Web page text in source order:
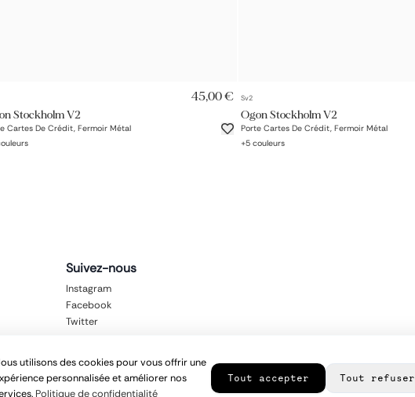
45,00 €
Stockholm V2
Cartes De Crédit, Fermoir Métal
Sv2
Ogon Stockholm V2
Porte Cartes De Crédit, Fermoir Métal
+5 couleurs
Suivez-nous
Instagram
Facebook
Twitter
utilisons des cookies pour vous offrir une
personnalisée et améliorer nos
Politique de confidentialité
Tout accepter Tout refuser